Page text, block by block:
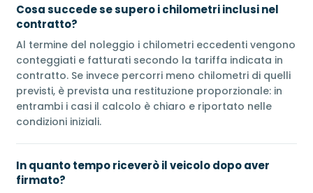
Cosa succede se supero i chilometri inclusi nel
contratto?
Al termine del noleggio i chilometri eccedenti vengono
conteggiati e fatturati secondo la tariffa indicata in
contratto. Se invece percorri meno chilometri di quelli
previsti, è prevista una restituzione proporzionale: in
entrambi i casi il calcolo è chiaro e riportato nelle
condizioni iniziali.
In quanto tempo riceverò il veicolo dopo aver
firmato?